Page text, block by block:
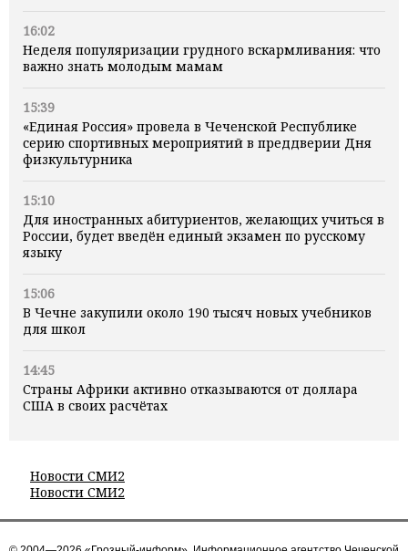
16:02
Неделя популяризации грудного вскармливания: что
важно знать молодым мамам
15:39
«Единая Россия» провела в Чеченской Республике
серию спортивных мероприятий в преддверии Дня
физкультурника
15:10
Для иностранных абитуриентов, желающих учиться в
России, будет введён единый экзамен по русскому
языку
15:06
В Чечне закупили около 190 тысяч новых учебников
для школ
14:45
Страны Африки активно отказываются от доллара
США в своих расчётах
Новости СМИ2
Новости СМИ2